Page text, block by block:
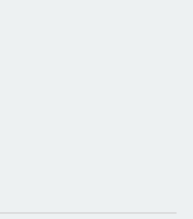
для 2-4 игроков!